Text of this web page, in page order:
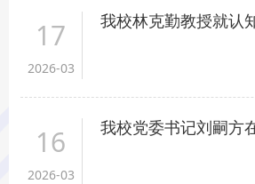
17
2026-03
我校林克勤教授就认知安全
16
2026-03
我校党委书记刘嗣方在《重庆日报》发表理论文